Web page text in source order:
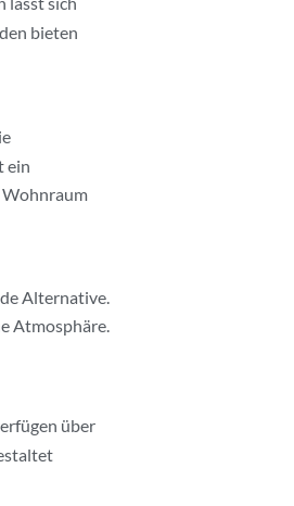
bieten
ein
Wohnraum
Alternative.
Atmosphäre.
über